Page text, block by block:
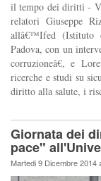
il tempo dei diritti -
relatori Giuseppe
allâ€™Ifed (Istituto
Padova, con un
corruzioneâ€, e
ricerche e studi su
diritto alla salute, i
Giornata dei
pace"
Martedi 9 Dicembre 2014